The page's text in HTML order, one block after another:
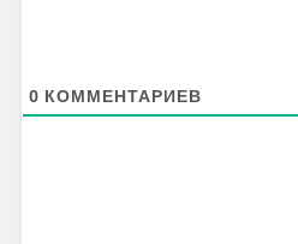
0 КОММЕНТАРИЕВ